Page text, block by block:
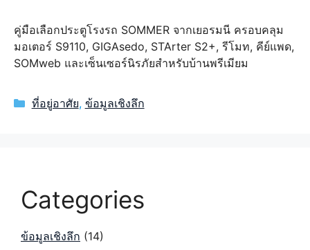
คู่มือเลือกประตูโรงรถ SOMMER จากเยอรมนี ครอบคลุม
มอเตอร์ S9110, GIGAsedo, STArter S2+, รีโมท, คีย์แพด,
SOMweb และเซ็นเซอร์นิรภัยสำหรับบ้านพรีเมียม
Categories
ที่อยู่อาศัย, ข้อมูลเชิงลึก
Categories
ข้อมูลเชิงลึก (14)